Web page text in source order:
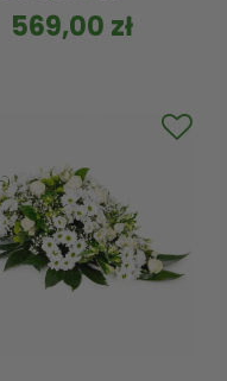
569,00 zł